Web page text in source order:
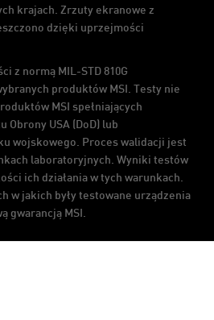
krajach. Zrzuty ekranowe z
dzięki uprzejmości
z normą MIL-STD 810G
produktów MSI. Testy nie
MSI spełniających
Obrony USA (DoD) lub
wojskowego. Proces walidacji jest
laboratoryjnych. Wyniki testów
ich działania w tych warunkach.
w jakich były testowane urządzenia
gwarancją MSI.